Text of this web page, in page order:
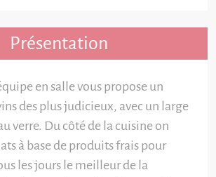
Présentation
en salle vous propose un
des plus judicieux, avec un large
verre. Du côté de la cuisine on
à base de produits frais pour
les jours le meilleur de la